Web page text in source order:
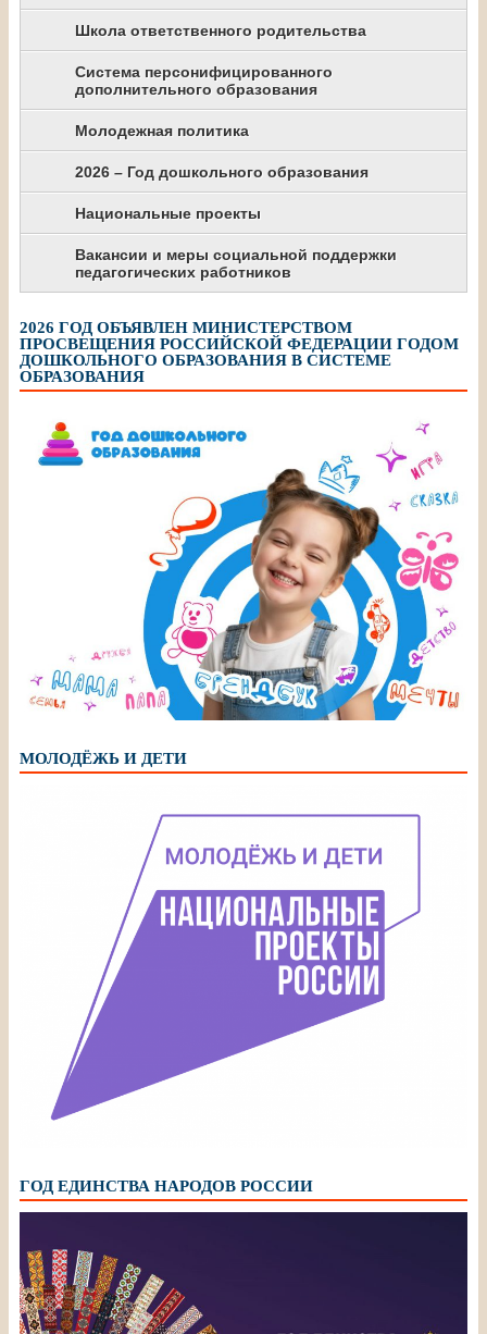
Школа ответственного родительства
Система персонифицированного
дополнительного образования
Молодежная политика
2026 – Год дошкольного образования
Национальные проекты
Вакансии и меры социальной поддержки
педагогических работников
2026 ГОД ОБЪЯВЛЕН МИНИСТЕРСТВОМ
ПРОСВЕЩЕНИЯ РОССИЙСКОЙ ФЕДЕРАЦИИ ГОДОМ
ДОШКОЛЬНОГО ОБРАЗОВАНИЯ В СИСТЕМЕ
ОБРАЗОВАНИЯ
МОЛОДЁЖЬ И ДЕТИ
ГОД ЕДИНСТВА НАРОДОВ РОССИИ